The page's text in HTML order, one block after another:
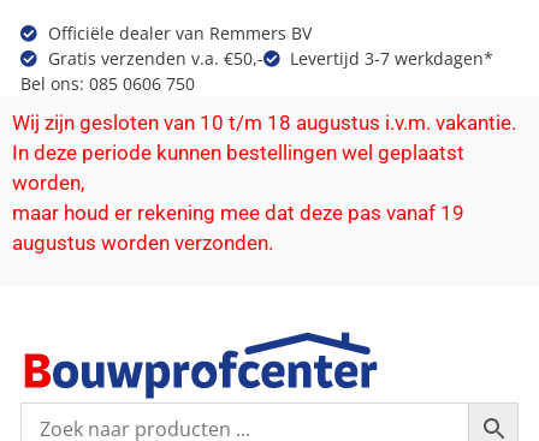
Officiële dealer van Remmers BV
Gratis verzenden v.a. €50,-
Levertijd 3-7 werkdagen*
Bel ons: 085 0606 750
Wij zijn gesloten van 10 t/m 18 augustus i.v.m. vakantie.
In deze periode kunnen bestellingen wel geplaatst
worden,
maar houd er rekening mee dat deze pas vanaf 19
augustus worden verzonden.